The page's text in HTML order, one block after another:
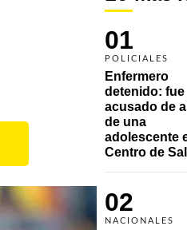
01
POLICIALES
Enfermero
detenido: fue
acusado de
de una
adolescente
Centro de
02
NACIONALES